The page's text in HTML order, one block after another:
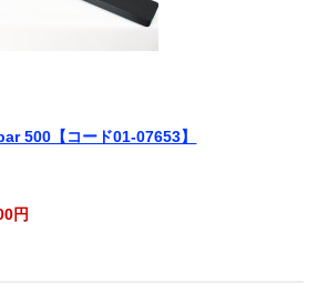
500【コード01-07653】
円